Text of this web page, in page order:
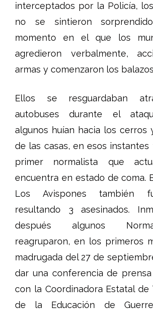
interceptados por la Policía,
no se sintieron
momento en el que los
agredieron verbalmente,
armas y comenzaron los
Ellos se resguardaban
autobuses durante el
algunos huían hacia los cerros
de las casas, en esos
primer normalista que
encuentra en estado de coma.
Los Avispones también
resultando 3 asesinados.
después algunos
reagruparon, en los primeros
madrugada del 27 de
dar una conferencia de
con la Coordinadora Estatal de
de la Educación de